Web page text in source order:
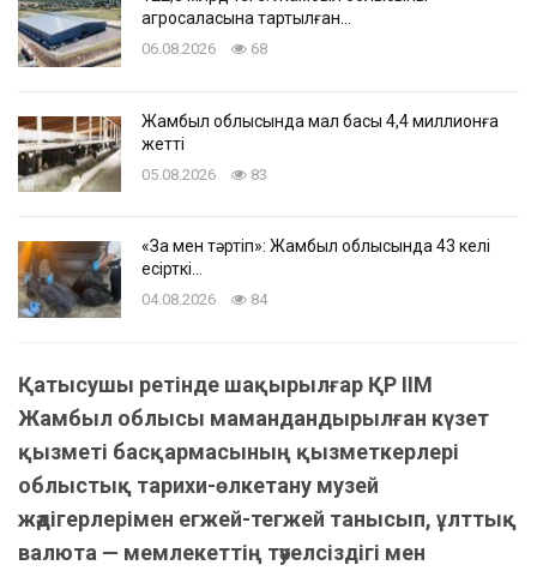
агросаласына тартылған…
06.08.2026 68
Жамбыл облысында мал басы 4,4 миллионға
жетті
05.08.2026 83
«Заң мен тәртіп»: Жамбыл облысында 43 келі
есірткі…
04.08.2026 84
Қатысушы ретінде шақырылғар ҚР ІІМ
Жамбыл облысы мамандандырылған күзет
қызметі басқармасының қызметкерлері
облыстық тарихи-өлкетану музей
жәдігерлерімен егжей-тегжей танысып, ұлттық
валюта — мемлекеттің тәуелсіздігі мен